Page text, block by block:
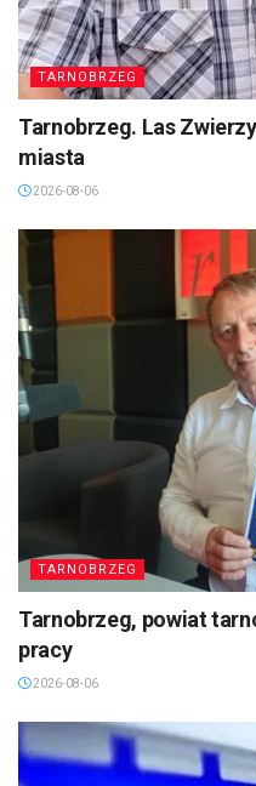
TARNOBRZEG
Tarnobrzeg. Las
miasta
2026-08-06
TARNOBRZEG
Tarnobrzeg, powiat
pracy
2026-08-06